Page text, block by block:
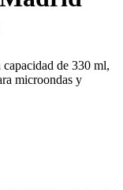
de 330 ml,
microondas y